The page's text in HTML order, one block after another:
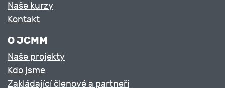
Naše kurzy
Kontakt
O JCMM
Naše projekty
Kdo jsme
Zakládající členové a partneři